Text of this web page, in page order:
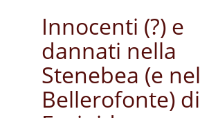
Innocenti (?) e
dannati nella
Stenebea (e nel
Bellerofonte) di